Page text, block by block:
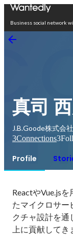
Business social network
真司
J.B.Goode株式会
3Connections3
Profile
ReactやVue.js
たマイクロサー
クチャ設計を通
上に貢献して